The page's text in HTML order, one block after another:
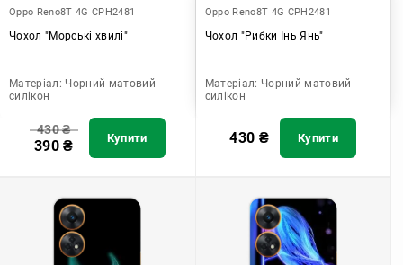
Oppo Reno8T 4G CPH2481
Чохол "Морські хвилі"
Матеріал: Чорний матовий
силікон
430₴
390₴ Купити
Oppo Reno8T 4G CPH2481
Чохол "Рибки Інь Янь"
Матеріал: Чорний матовий
силікон
430 ₴ Купити